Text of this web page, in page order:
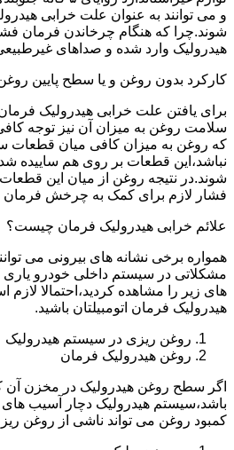
و می توانند به عنوان علت خرابی
شوند.چرا که هنگام چرخاندن فرمان
هیدرولیک وارد شده و صداهای
کارکرد بدون روغن و یا سطح پایین
برای یافتن علت خرابی هیدرولیک
سلامت روغن به میزان آن نیز توجه
که روغن به میزان کافی میان قطعات
نباشد،این قطعات بر روی هم ساییده
شوند.در نتیجه روغن از میان این
فشار لازم برای کمک به چرخش فرمان
علائم خرابی هیدرولیک فرمان چیست؟
همواره برخی نشانه های بیرونی می
مشکلاتی در سیستم داخلی خودرو یاری
های زیر را مشاهده کردید،احتمالا
هیدرولیک فرمان اتومبیلتان باشید.
روغن ریزی در سیستم هیدرولیک
روغن هیدرولیک فرمان
اگر سطح روغن هیدرولیک در مخزن آن
باشد،سیستم هیدرولیک دچار آسیب های
کمبود روغن می تواند ناشی از روغن